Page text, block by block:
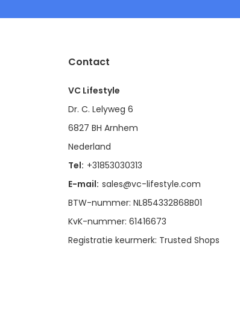
Contact
VC Lifestyle
Dr. C. Lelyweg 6
6827 BH Arnhem
Nederland
Tel: +31853030313
E-mail: sales@vc-lifestyle.com
BTW-nummer: NL854332868B01
KvK-nummer: 61416673
Registratie keurmerk: Trusted Shops